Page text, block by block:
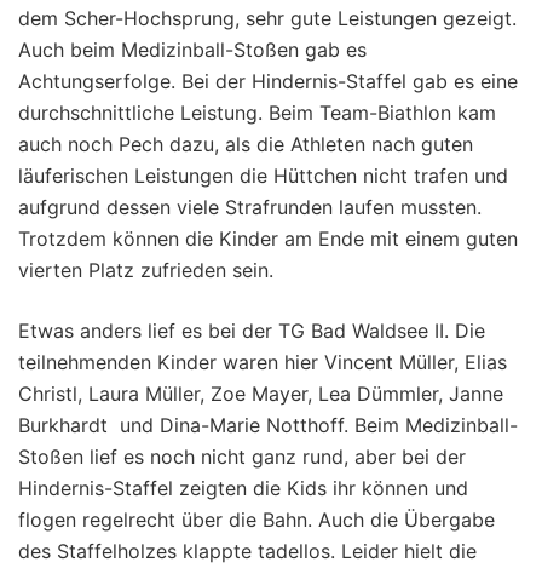
dem Scher-Hochsprung, sehr gute Leistungen gezeigt.
Auch beim Medizinball-Stoßen gab es
Achtungserfolge. Bei der Hindernis-Staffel gab es eine
durchschnittliche Leistung. Beim Team-Biathlon kam
auch noch Pech dazu, als die Athleten nach guten
läuferischen Leistungen die Hüttchen nicht trafen und
aufgrund dessen viele Strafrunden laufen mussten.
Trotzdem können die Kinder am Ende mit einem guten
vierten Platz zufrieden sein.
Etwas anders lief es bei der TG Bad Waldsee II. Die
teilnehmenden Kinder waren hier Vincent Müller, Elias
Christl, Laura Müller, Zoe Mayer, Lea Dümmler, Janne
Burkhardt und Dina-Marie Notthoff. Beim Medizinball-
Stoßen lief es noch nicht ganz rund, aber bei der
Hindernis-Staffel zeigten die Kids ihr können und
flogen regelrecht über die Bahn. Auch die Übergabe
des Staffelholzes klappte tadellos. Leider hielt die